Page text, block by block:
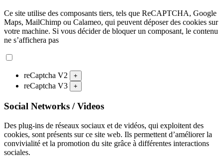
Ce site utilise des composants tiers, tels que ReCAPTCHA, Google
Maps, MailChimp ou Calameo, qui peuvent déposer des cookies sur
votre machine. Si vous décider de bloquer un composant, le contenu
ne s’affichera pas
reCaptcha V2 +
reCaptcha V3 +
Social Networks / Videos
Des plug-ins de réseaux sociaux et de vidéos, qui exploitent des
cookies, sont présents sur ce site web. Ils permettent d’améliorer la
convivialité et la promotion du site grâce à différentes interactions
sociales.